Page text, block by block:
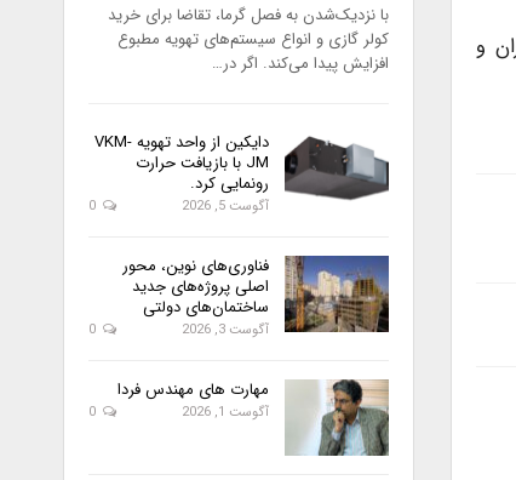
و
با نزدیک‌شدن به فصل گرما، تقاضا برای خرید
کولر گازی و انواع سیستم‌های تهویه مطبوع
افزایش پیدا می‌کند. اگر در…
دایکین از واحد تهویه VKM-
JM با بازیافت حرارت
رونمایی کرد.
آگوست 5, 2026
فناوری‌های نوین، محور
اصلی پروژه‌های جدید
ساختمان‌های دولتی
آگوست 3, 2026
مهارت های مهندس فردا
آگوست 1, 2026